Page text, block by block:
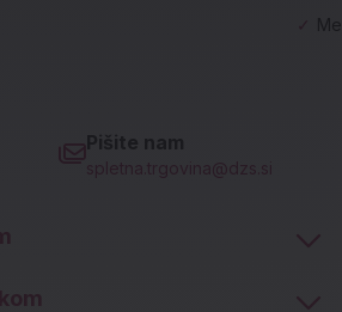
Pišite nam
spletna.trgovina@dzs.si